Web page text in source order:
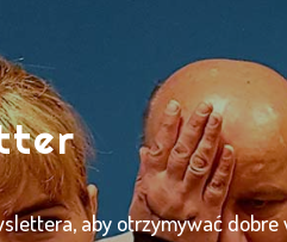
aby otrzymywać dobre